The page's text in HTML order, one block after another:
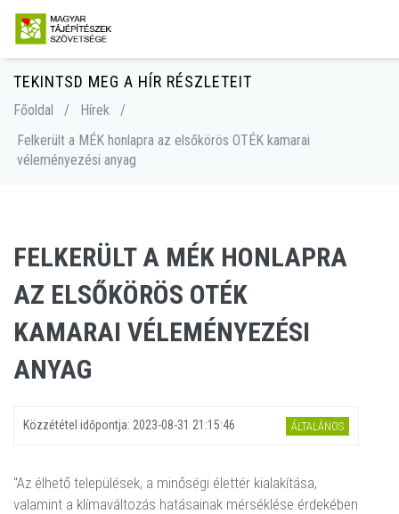
TEKINTSD MEG A HÍR RÉSZLETEIT
Főoldal / Hírek
/
Felkerült a MÉK honlapra az elsőkörös OTÉK kamarai
véleményezési anyag
FELKERÜLT A MÉK HONLAPRA
AZ ELSŐKÖRÖS OTÉK
KAMARAI VÉLEMÉNYEZÉSI
ANYAG
Közzététel időpontja: 2023-08-31 21:15:46 ÁLTALÁNOS
"Az élhető települések, a minőségi élettér kialakítása,
valamint a klímaváltozás hatásainak mérséklése érdekében